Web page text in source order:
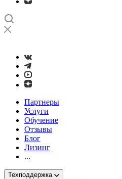
Партнеры
Услуги
Обучение
Отзывы
Блог
Лизинг
...
Техподдержка